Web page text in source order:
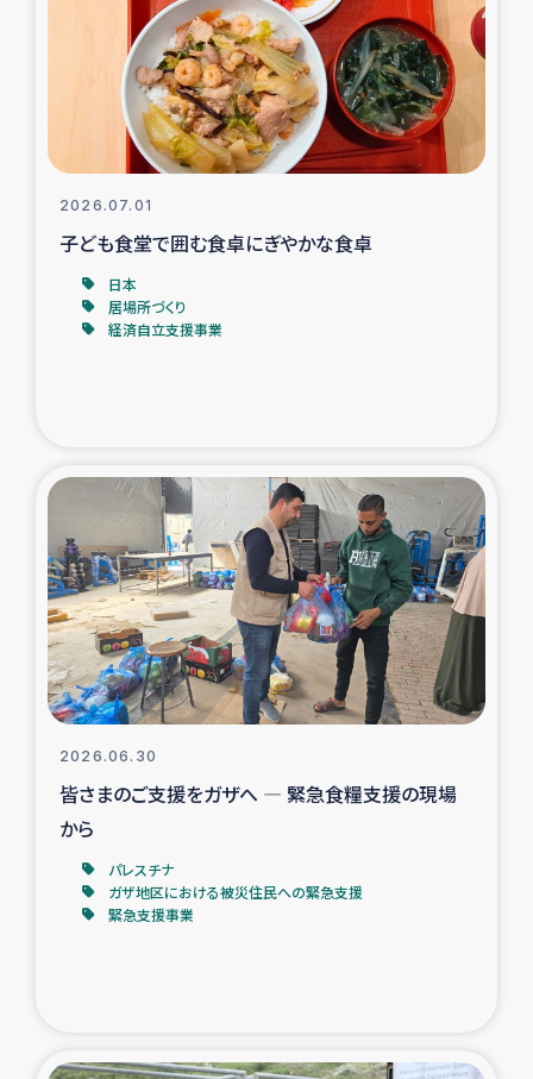
カカオ生産者支援事業
シリア国内避難民・帰還民の生活再建支援
トルコにおけるシリア難民支援事業
インドネシア中部 スラウェシの地震・津波被災者支援
スリランカ ムライティブ県帰還民の生活再建支援
スリランカ南部洪水被災者支援
スリランカの南北女性をつなぐサリー・リサイクル・プロ
ジェクト
復興支援事業
民際教育事業
令和6年能登半島地震 緊急支援
2026.07.01
子ども食堂で囲む食卓にぎやかな食卓
日本
居場所づくり
経済自立支援事業
2026.06.30
皆さまのご支援をガザへ ― 緊急食糧支援の現場
から
パレスチナ
ガザ地区における被災住民への緊急支援
緊急支援事業